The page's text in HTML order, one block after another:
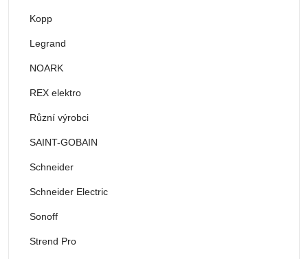
Kopp
Legrand
NOARK
REX elektro
Různí výrobci
SAINT-GOBAIN
Schneider
Schneider Electric
Sonoff
Strend Pro